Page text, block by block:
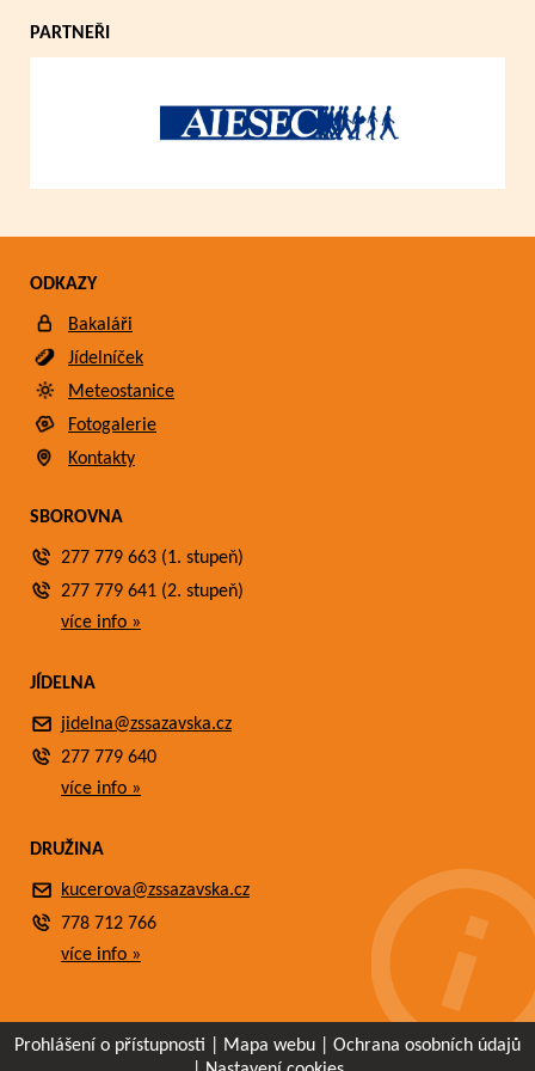
PARTNEŘI
ODKAZY
Bakaláři
Jídelníček
Meteostanice
Fotogalerie
Kontakty
SBOROVNA
277 779 663 (1. stupeň)
277 779 641 (2. stupeň)
více info »
JÍDELNA
jidelna@zssazavska.cz
277 779 640
více info »
DRUŽINA
kucerova@zssazavska.cz
778 712 766
více info »
Prohlášení o přístupnosti Mapa webu
Ochrana osobních údajů